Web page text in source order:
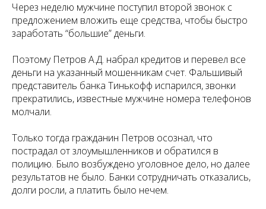
Через неделю мужчине поступил второй звонок с
предложением вложить еще средства, чтобы быстро
заработать “большие” деньги.
Поэтому Петров А.Д. набрал кредитов и перевел все
деньги на указанный мошенникам счет. Фальшивый
представитель банка Тинькофф испарился, звонки
прекратились, известные мужчине номера телефонов
молчали.
Только тогда гражданин Петров осознал, что
пострадал от злоумышленников и обратился в
полицию. Было возбуждено уголовное дело, но далее
результатов не было. Банки сотрудничать отказались,
долги росли, а платить было нечем.